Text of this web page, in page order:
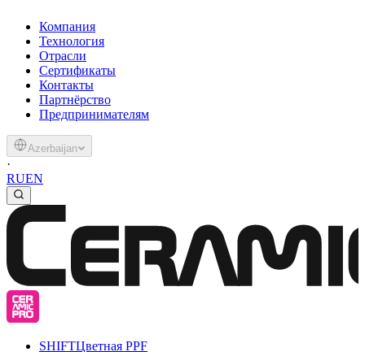
Компания
Технология
Отрасли
Сертификаты
Контакты
Партнёрство
Предпринимателям
Azerbaijan
·
RUEN
SHIFTЦветная PPF